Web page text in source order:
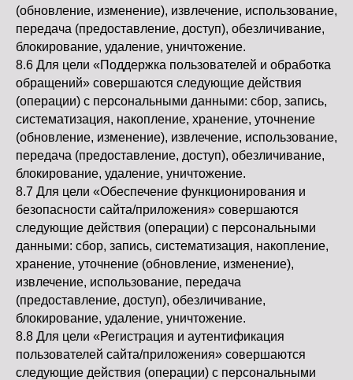
(обновление, изменение), извлечение, использование,
передача (предоставление, доступ), обезличивание,
блокирование, удаление, уничтожение.
8.6 Для цели «Поддержка пользователей и обработка
обращений» совершаются следующие действия
(операции) с персональными данными: сбор, запись,
систематизация, накопление, хранение, уточнение
(обновление, изменение), извлечение, использование,
передача (предоставление, доступ), обезличивание,
блокирование, удаление, уничтожение.
8.7 Для цели «Обеспечение функционирования и
безопасности сайта/приложения» совершаются
следующие действия (операции) с персональными
данными: сбор, запись, систематизация, накопление,
хранение, уточнение (обновление, изменение),
извлечение, использование, передача
(предоставление, доступ), обезличивание,
блокирование, удаление, уничтожение.
8.8 Для цели «Регистрация и аутентификация
пользователей сайта/приложения» совершаются
следующие действия (операции) с персональными